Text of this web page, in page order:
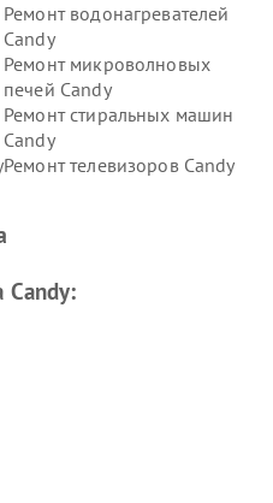
Ремонт водонагревателей
Candy
Ремонт микроволновых
печей Candy
Ремонт стиральных машин
Candy
Ремонт телевизоров Candy
Candy: